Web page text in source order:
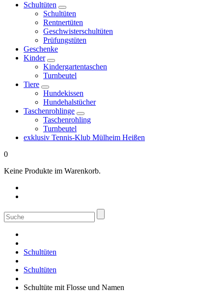
Schultüten
Schultüten
Rentnertüten
Geschwisterschultüten
Prüfungstüten
Geschenke
Kinder
Kindergartentaschen
Turnbeutel
Tiere
Hundekissen
Hundehalstücher
Taschenrohlinge
Taschenrohling
Turnbeutel
exklusiv Tennis-Klub Mülheim Heißen
0
Keine Produkte im Warenkorb.
Suche
nach:
Schultüten
Schultüten
Schultüte mit Flosse und Namen